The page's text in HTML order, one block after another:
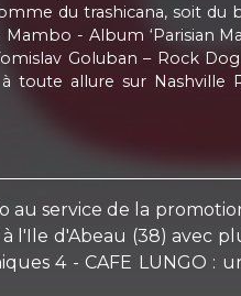
du trashicana, soit du
- Album ‘Parisian
Goluban – Rock
allure sur Nashville
au service de la
l'Ile d'Abeau (38) avec
4 - CAFE LUNGO :